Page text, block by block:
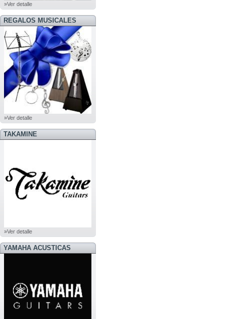
»Ver detalle
REGALOS MUSICALES
»Ver detalle
TAKAMINE
»Ver detalle
YAMAHA ACUSTICAS